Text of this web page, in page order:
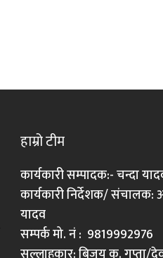
हाम्रो टीम
कार्यकारी सम्पादक:- चन्दा
कार्यकारी निर्देशक/
यादव
सम्पर्क मो. नं : 9819992976